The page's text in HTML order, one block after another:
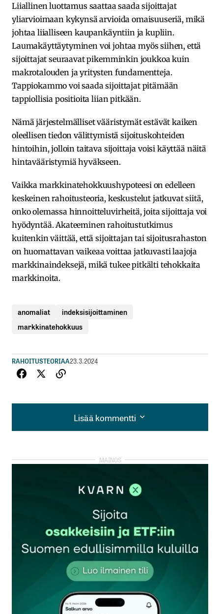
Liiallinen luottamus saattaa saada sijoittajat
yliarvioimaan kykynsä arvioida omaisuuseriä, mikä
johtaa liialliseen kaupankäyntiin ja kupliin.
Laumakäyttäytyminen voi johtaa myös siihen, että
sijoittajat seuraavat pikemminkin joukkoa kuin
makrotalouden ja yritysten fundamentteja.
Tappiokammo voi saada sijoittajat pitämään
tappiollisia positioita liian pitkään.
Nämä järjestelmälliset vääristymät estävät kaiken
oleellisen tiedon välittymistä sijoituskohteiden
hintoihin, jolloin taitava sijoittaja voisi käyttää näitä
hintavääristymiä hyväkseen.
Vaikka markkinatehokkuushypoteesi on edelleen
keskeinen rahoitusteoria, keskustelut jatkuvat siitä,
onko olemassa hinnoitteluvirheitä, joita sijoittaja voi
hyödyntää. Akateeminen rahoitustutkimus
kuitenkin väittää, että sijoittajan tai sijoitusrahaston
on huomattavan vaikeaa voittaa jatkuvasti laajoja
markkinaindeksejä, mikä tukee pitkälti tehokkaita
markkinoita.
anomaliat
indeksisijoittaminen
markkinatehokkuus
RAHOITUSTEORIAA23.3.2024
Lisää kommentti
Lisää kommentti
kirjautua
rekisteröityä
Sähköpostiosoitettasi ei julkaista.Pakolliset
kentät on merkitty*
Kommentti*